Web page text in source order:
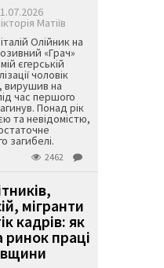
Матіїв
Олійник на
«Грач»
єгерській
чоловік
вирушив на
час першого
Понад рік
та невідомістю,
загибелі.
2462
мігранти
кадрів: як
ринок праці